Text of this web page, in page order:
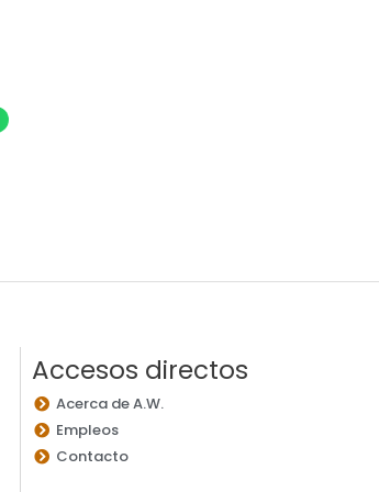
Accesos directos
Acerca de A.W.
Empleos
Contacto